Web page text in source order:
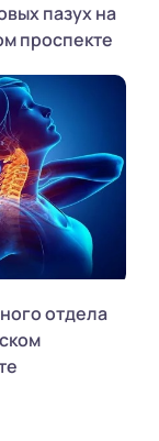
пазух на
проспекте
отдела